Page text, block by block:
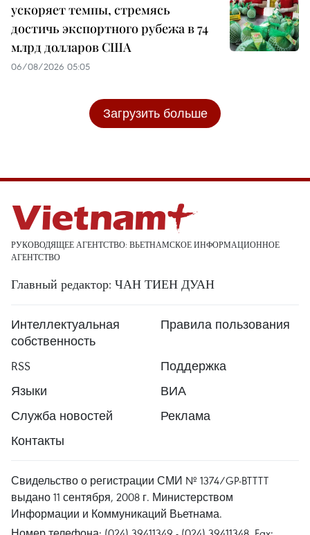
ускоряет темпы, стремясь
достичь экспортного рубежа в 74
млрд долларов США
06/08/2026 05:05
Загрузить больше
РУКОВОДЯЩЕЕ АГЕНТСТВО: ВЬЕТНАМСКОЕ ИНФОРМАЦИОННОЕ
АГЕНТСТВО
Главный редактор: ЧАН ТИЕН ДУАН
Интеллектуальная
собственность
Правила пользования
RSS
Поддержка
Языки
ВИА
Служба новостей
Реклама
Контакты
Свидельство о регистрации СМИ № 1374/GP-BTTTT
выдано 11 сентября, 2008 г. Министерством
Информации и Коммуникаций Вьетнама.